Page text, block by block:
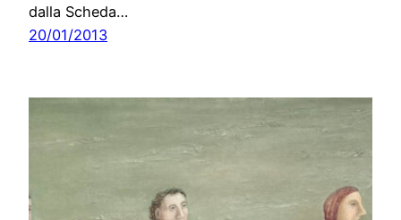
dalla Scheda…
20/01/2013